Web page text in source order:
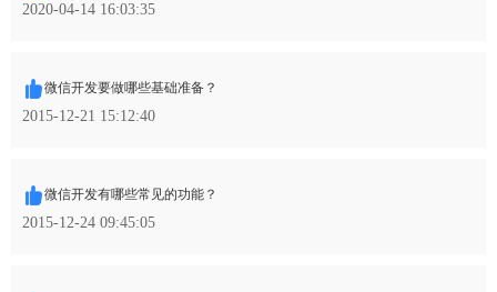
2020-04-14 16:03:35
微信开发要做哪些基础准备？
2015-12-21 15:12:40
微信开发有哪些常见的功能？
2015-12-24 09:45:05